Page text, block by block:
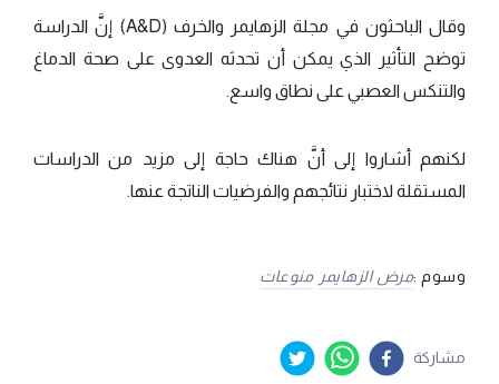
وقال الباحثون في مجلة الزهايمر والخرف (A&D) إنَّ الدراسة
توضح التأثير الذي يمكن أن تحدثه العدوى على صحة الدماغ
والتنكس العصبي على نطاق واسع.
لكنهم أشاروا إلى أنَّ هناك حاجة إلى مزيد من الدراسات
المستقلة لاختبار نتائجهم والفرضيات الناتجة عنها.
وسوم :مرض الزهايمر منوعات
مشاركة